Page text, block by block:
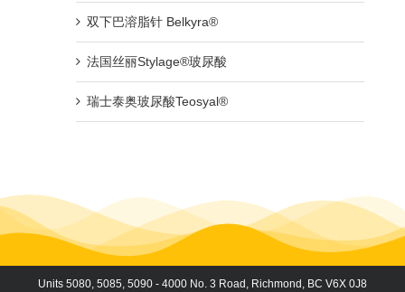
双下巴溶脂针 Belkyra®
法国丝丽Stylage®玻尿酸
瑞士泰奥玻尿酸Teosyal®
Units 5080, 5085, 5090 - 4000 No. 3 Road, Richmond, BC V6X 0J8